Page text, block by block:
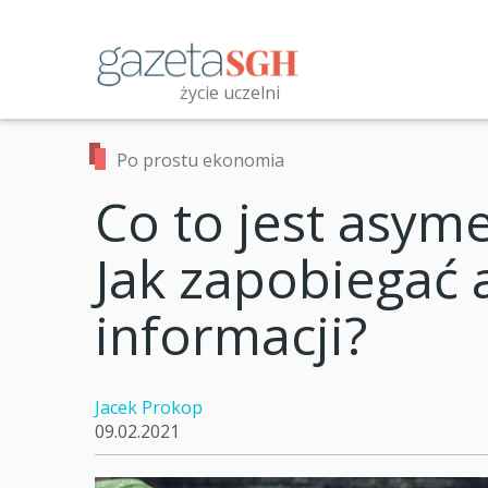
życie uczelni
Przeszukaj witrynę
Po prostu ekonomia
Co to jest
Jak zapobiegać
informacji?
Jacek Prokop
09.02.2021